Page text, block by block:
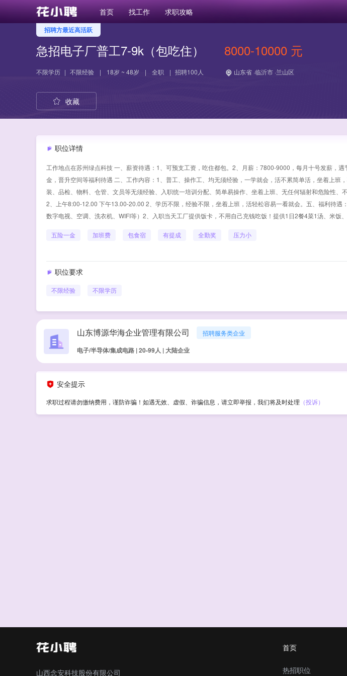
首页 找工作 求职攻略
招聘方最近高活跃
急招电子厂普工7-9k（包吃住） 8000-10000 元
不限学历 | 不限经验 | 18岁 ~ 48岁 | 全职 | 招聘100人 山东省 ·临沂市 ·兰山区
收藏
职位详情
工作地点在苏州绿点科技 一、薪资待遇：1、可预支工资，吃住都包。2、月薪：7800-9000，每月十号发薪，
金，晋升空间等福利待遇 二、工作内容：1、普工、操作工、均无须经验，一学就会，活不累简单活，坐着上班
装、品检、物料、仓管、文员等无须经验、入职统一培训分配、简单易操作、坐着上班、无任何辐射和危险性、
2、上午8:00-12.00 下午13.00-20.00 2、学历不限，经验不限，坐着上班，活轻松容易一看就会。五、福利待遇
数字电视、空调、洗衣机、WIFI等）2、入职当天工厂提供饭卡，不用自己充钱吃饭！提供1日2餐4菜1汤、米饭
五险一金 加班费 包食宿 有提成 全勤奖 压力小
职位要求
不限经验 不限学历
山东博源华海企业管理有限公司 招聘服务类企业
电子/半导体/集成电路 | 20-99人 | 大陆企业
安全提示
求职过程请勿缴纳费用，谨防诈骗！如遇无效、虚假、诈骗信息，请立即举报，我们将及时处理 （投诉）
山西念安科技股份有限公司
首页
热招职位